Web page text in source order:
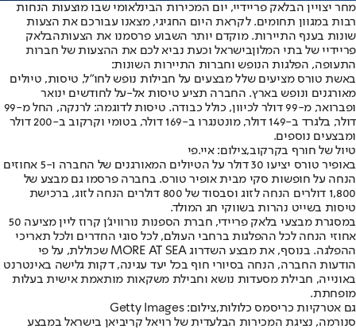
מחר יצויין הבלאק פריידיי, יום המכירות הבינלאומי שבו מוצעות הנחות
רבות במגוון תחומים. לקראת היום החגיגי, מצאנו עבורכם את הצעות
שונות בענף התיירות. מוקדם יותר השבוע פרסמנו את הצעותהבלאק
פריידיי של בתי המלוןבישראל וכעת נביא לכם את ההצעות של חברות
התעופה, הפלגות הנופש וחברות התיירות השונות:
באשת טורס מציעים שלל מבצעים על חבילות נופש לחו"ל, טיסות, טיולים
מאורגנים ונופש בארץ. החברה תציע טיסות אל-על לחודשים ינואר
ופברואר, מ-99 דולר לכיוון, כולל כבודה. טיסות לדוגמה: לרנקה, החל מ-99
דולר, בלגרד ב-149 דולר, מונטנגרו ב-169 דולר, בטומי וקרקוב ב-200 דולר
ומבצעים נוספים.
טיול של חורף בקרקוב,צילום: איי.פי
באופיר טורס יציעו 30 דולר על הטיולים המאורגנים של החברה ו-5 אחוזים
הנחה על חופשות סקי מבית אופיר טורס. בחברה פרסמו גם מבצע של
1,800 דולרים הנחה לזוג וסבסוד של 800 דולרים הנחה לזוג, ברכישת
טיסות בשייט נהרות בשווקי חג המולד.
במסגרת מבצעי בלאק פריידי, חברת הספנות נורוויג'ן קרוז ליין מציעה 50
אחוזי הנחה לכל ההפלגות ברחבי העולם, לכל סוגי החדרים ולכל תאריכי
ההפלגה. בנוסף, את מבצע השדרוג MORE AT SEA שכוללת, על פי
הודעות החברה, הנחה בסיורי חוף בכל יעד עגינה, דקות גלישה באינטרנט
באונייה, חבילת מסעדות נושא וחבילת משקאות מותאמת אישית בעלות
מופחתת.
גם אטרקיות כריסמס כלולות,צילום: Getty Images
סנורמה, נציגת המכירות הבלעדית של רויאל קריביאן בישראל במבצע